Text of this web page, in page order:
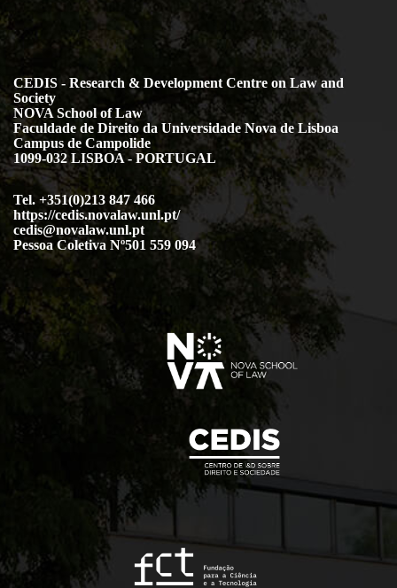
CEDIS - Research & Development Centre on Law and
Society
NOVA School of Law
Faculdade de Direito da Universidade Nova de Lisboa
Campus de Campolide
1099-032 LISBOA - PORTUGAL
Tel. +351(0)213 847 466
https://cedis.novalaw.unl.pt/
cedis@novalaw.unl.pt
Pessoa Coletiva Nº501 559 094